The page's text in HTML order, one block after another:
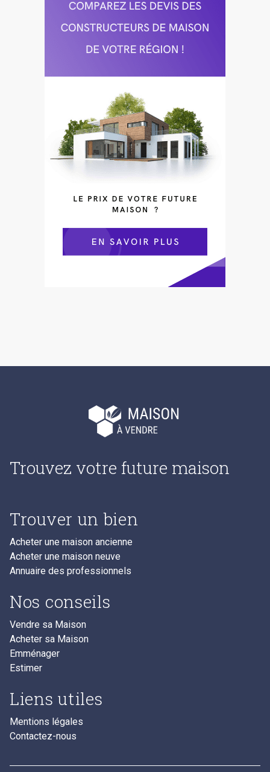
Trouvez votre future maison
Trouver un bien
Acheter une maison ancienne
Acheter une maison neuve
Annuaire des professionnels
Nos conseils
Vendre sa Maison
Acheter sa Maison
Emménager
Estimer
Liens utiles
Mentions légales
Contactez-nous